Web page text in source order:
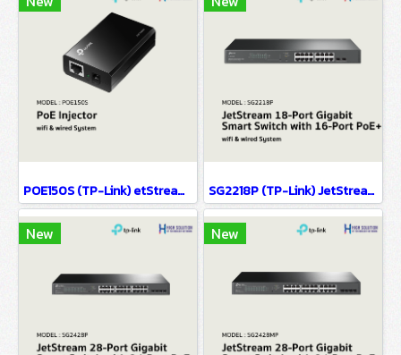
POE150S (TP-Link) etStream 28-Port Gigabit Smart Switch with 24-Port PoE+ wifi & wiredsystem SG2218P (TP-Link) JetStream 18-Port Gigabit Smart Switch with 16-Port PoE+ wifi & wired system
New New